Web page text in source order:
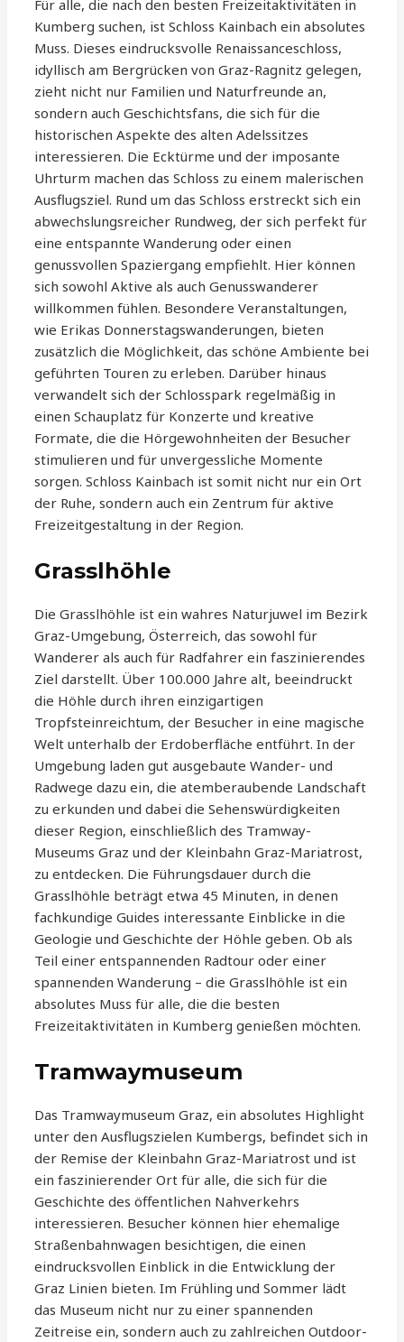
Für alle, die nach den besten Freizeitaktivitäten in
Kumberg suchen, ist Schloss Kainbach ein absolutes
Muss. Dieses eindrucksvolle Renaissanceschloss,
idyllisch am Bergrücken von Graz-Ragnitz gelegen,
zieht nicht nur Familien und Naturfreunde an,
sondern auch Geschichtsfans, die sich für die
historischen Aspekte des alten Adelssitzes
interessieren. Die Ecktürme und der imposante
Uhrturm machen das Schloss zu einem malerischen
Ausflugsziel. Rund um das Schloss erstreckt sich ein
abwechslungsreicher Rundweg, der sich perfekt für
eine entspannte Wanderung oder einen
genussvollen Spaziergang empfiehlt. Hier können
sich sowohl Aktive als auch Genusswanderer
willkommen fühlen. Besondere Veranstaltungen,
wie Erikas Donnerstagswanderungen, bieten
zusätzlich die Möglichkeit, das schöne Ambiente bei
geführten Touren zu erleben. Darüber hinaus
verwandelt sich der Schlosspark regelmäßig in
einen Schauplatz für Konzerte und kreative
Formate, die die Hörgewohnheiten der Besucher
stimulieren und für unvergessliche Momente
sorgen. Schloss Kainbach ist somit nicht nur ein Ort
der Ruhe, sondern auch ein Zentrum für aktive
Freizeitgestaltung in der Region.
Grasslhöhle
Die Grasslhöhle ist ein wahres Naturjuwel im Bezirk
Graz-Umgebung, Österreich, das sowohl für
Wanderer als auch für Radfahrer ein faszinierendes
Ziel darstellt. Über 100.000 Jahre alt, beeindruckt
die Höhle durch ihren einzigartigen
Tropfsteinreichtum, der Besucher in eine magische
Welt unterhalb der Erdoberfläche entführt. In der
Umgebung laden gut ausgebaute Wander- und
Radwege dazu ein, die atemberaubende Landschaft
zu erkunden und dabei die Sehenswürdigkeiten
dieser Region, einschließlich des Tramway-
Museums Graz und der Kleinbahn Graz-Mariatrost,
zu entdecken. Die Führungsdauer durch die
Grasslhöhle beträgt etwa 45 Minuten, in denen
fachkundige Guides interessante Einblicke in die
Geologie und Geschichte der Höhle geben. Ob als
Teil einer entspannenden Radtour oder einer
spannenden Wanderung – die Grasslhöhle ist ein
absolutes Muss für alle, die die besten
Freizeitaktivitäten in Kumberg genießen möchten.
Tramwaymuseum
Das Tramwaymuseum Graz, ein absolutes Highlight
unter den Ausflugszielen Kumbergs, befindet sich in
der Remise der Kleinbahn Graz-Mariatrost und ist
ein faszinierender Ort für alle, die sich für die
Geschichte des öffentlichen Nahverkehrs
interessieren. Besucher können hier ehemalige
Straßenbahnwagen besichtigen, die einen
eindrucksvollen Einblick in die Entwicklung der
Graz Linien bieten. Im Frühling und Sommer lädt
das Museum nicht nur zu einer spannenden
Zeitreise ein, sondern auch zu zahlreichen Outdoor-